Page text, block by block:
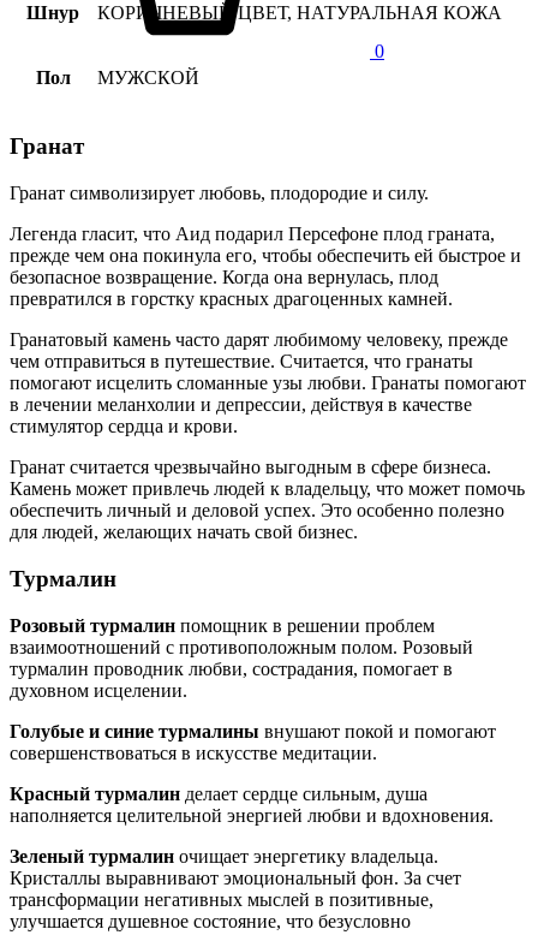
0
Шнур КОРИЧНЕВЫЙ ЦВЕТ, НАТУРАЛЬНАЯ КОЖА
Пол МУЖСКОЙ
Гранат
Гранат символизирует любовь, плодородие и силу.
Легенда гласит, что Аид подарил Персефоне плод граната,
прежде чем она покинула его, чтобы обеспечить ей быстрое и
безопасное возвращение. Когда она вернулась, плод
превратился в горстку красных драгоценных камней.
Гранатовый камень часто дарят любимому человеку, прежде
чем отправиться в путешествие. Считается, что гранаты
помогают исцелить сломанные узы любви. Гранаты помогают
в лечении меланхолии и депрессии, действуя в качестве
стимулятор сердца и крови.
Гранат считается чрезвычайно выгодным в сфере бизнеса.
Камень может привлечь людей к владельцу, что может помочь
обеспечить личный и деловой успех. Это особенно полезно
для людей, желающих начать свой бизнес.
Турмалин
Розовый турмалин помощник в решении проблем
взаимоотношений с противоположным полом. Розовый
турмалин проводник любви, сострадания, помогает в
духовном исцелении.
Голубые и синие турмалины внушают покой и помогают
совершенствоваться в искусстве медитации.
Красный турмалин делает сердце сильным, душа
наполняется целительной энергией любви и вдохновения.
Зеленый турмалин очищает энергетику владельца.
Кристаллы выравнивают эмоциональный фон. За счет
трансформации негативных мыслей в позитивные,
улучшается душевное состояние, что безусловно